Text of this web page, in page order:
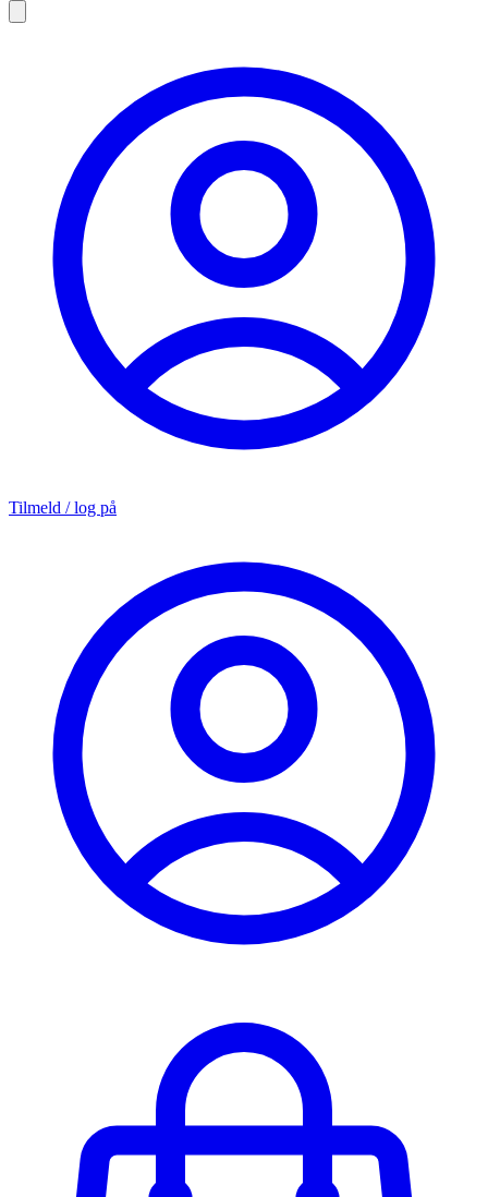
Tilmeld / log på